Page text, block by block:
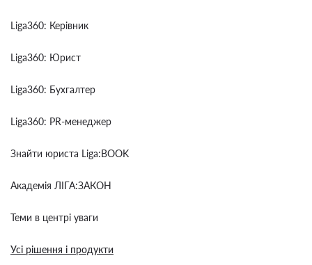
Liga360: Керівник
Liga360: Юрист
Liga360: Бухгалтер
Liga360: PR-менеджер
Знайти юриста Liga:BOOK
Академія ЛІГА:ЗАКОН
Теми в центрі уваги
Усі рішення і продукти